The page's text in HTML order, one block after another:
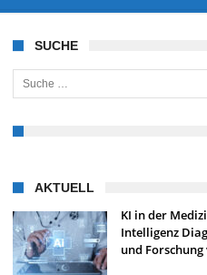
SUCHE
Suche nach:
AKTUELL
KI in der
Intelligenz
und